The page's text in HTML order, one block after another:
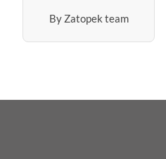
By Zatopek team